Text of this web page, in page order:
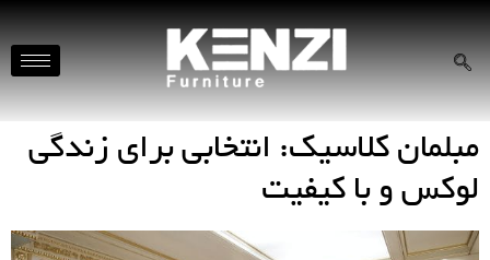
مبلمان کلاسیک: انتخابی برای زندگی
لوکس و با کیفیت